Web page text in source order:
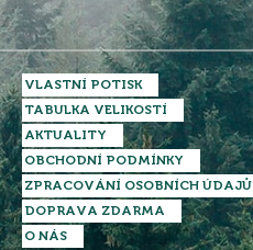
VLASTNÍ POTISK
TABULKA VELIKOSTÍ
AKTUALITY
OBCHODNÍ PODMÍNKY
ZPRACOVÁNÍ OSOBNÍCH ÚDAJŮ
DOPRAVA ZDARMA
O NÁS